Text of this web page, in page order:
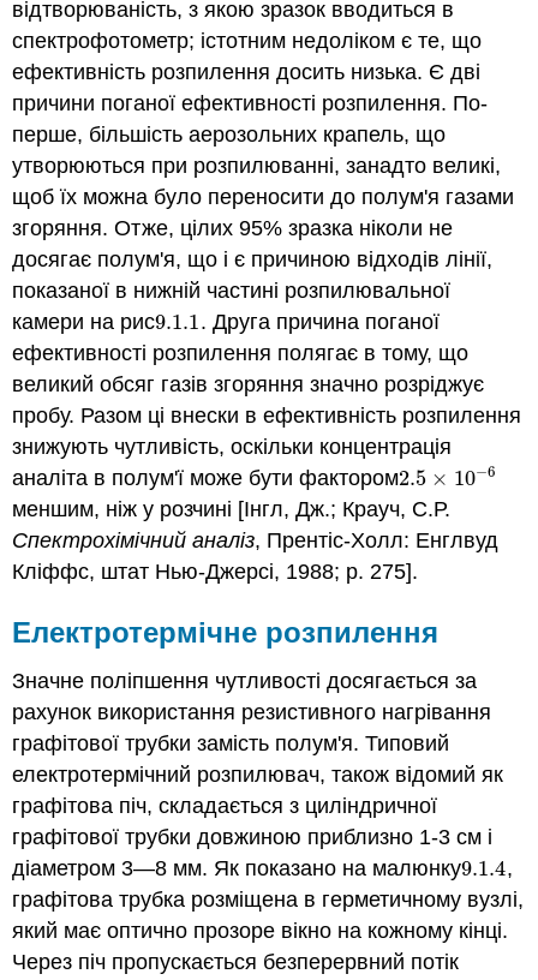
відтворюваність, з якою зразок вводиться в
спектрофотометр; істотним недоліком є те, що
ефективність розпилення досить низька. Є дві
причини поганої ефективності розпилення. По-
перше, більшість аерозольних крапель, що
утворюються при розпилюванні, занадто великі,
щоб їх можна було переносити до полум'я газами
згоряння. Отже, цілих 95% зразка ніколи не
досягає полум'я, що і є причиною відходів лінії,
показаної в нижній частині розпилювальної
камери на рис9.1.1
9.1.1. Друга причина поганої
ефективності розпилення полягає в тому, що
великий обсяг газів згоряння значно розріджує
пробу. Разом ці внески в ефективність розпилення
знижують чутливість, оскільки концентрація
аналіта в полум'ї може бути фактором2.5 × 10−6
2.5 ×10−6
меншим, ніж у розчині [Інгл, Дж.; Крауч, С.Р.
Спектрохімічний аналіз, Прентіс-Холл: Енглвуд
Кліффс, штат Нью-Джерсі, 1988; p. 275].
Електротермічне розпилення
Значне поліпшення чутливості досягається за
рахунок використання резистивного нагрівання
графітової трубки замість полум'я. Типовий
електротермічний розпилювач, також відомий як
графітова піч, складається з циліндричної
графітової трубки довжиною приблизно 1-3 см і
діаметром 3—8 мм. Як показано на малюнку9.1.4
9.1.4,
графітова трубка розміщена в герметичному вузлі,
який має оптично прозоре вікно на кожному кінці.
Через піч пропускається безперервний потік